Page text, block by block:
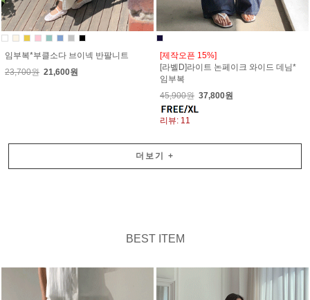
임부복*부클소다 브이넥 반팔니트
23,700원 21,600원
[제작오픈 15%]
[라벨D]라이트 논페이크 와이드 데님*
임부복
45,900원 37,800원
리뷰: 11
더보기 +
BEST ITEM